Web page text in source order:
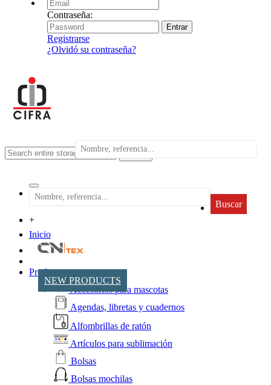
Contraseña:
Registrarse
¿Olvidó su contraseña?
search
Buscar
+
Inicio
NEW PRODUCTS
Productos
Accesorios para mascotas
Agendas, libretas y cuadernos
Alfombrillas de ratón
Artículos para sublimación
Bolsas
Bolsas mochilas